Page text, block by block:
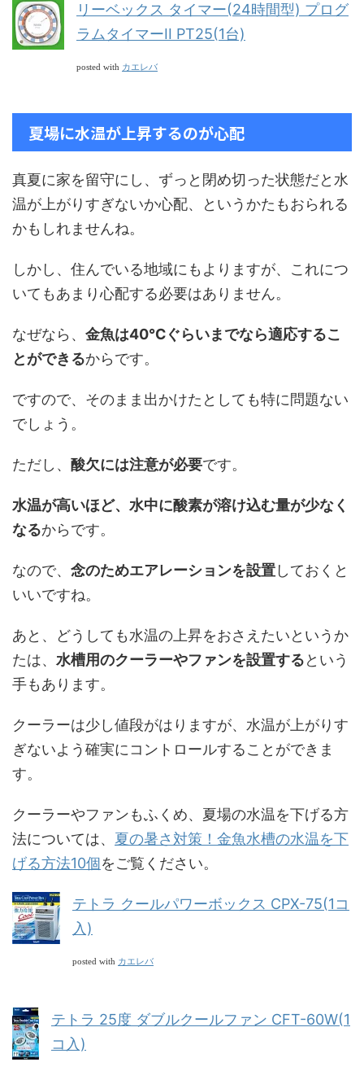
リーベックス タイマー(24時間型) プログ
ラムタイマーII PT25(1台)
posted with カエレバ
夏場に水温が上昇するのが心配
真夏に家を留守にし、ずっと閉め切った状態だと水
温が上がりすぎないか心配、というかたもおられる
かもしれませんね。
しかし、住んでいる地域にもよりますが、これにつ
いてもあまり心配する必要はありません。
なぜなら、 金魚は40℃ぐらいまでなら適応するこ
とができるからです。
ですので、そのまま出かけたとしても特に問題ない
でしょう。
ただし、 酸欠には注意が必要です。
水温が高いほど、水中に酸素が溶け込む量が少なく
なるからです。
なので、 念のためエアレーションを設置しておくと
いいですね。
あと、どうしても水温の上昇をおさえたいというか
たは、 水槽用のクーラーやファンを設置するという
手もあります。
クーラーは少し値段がはりますが、水温が上がりす
ぎないよう確実にコントロールすることができま
す。
クーラーやファンもふくめ、夏場の水温を下げる方
法については、 夏の暑さ対策！金魚水槽の水温を下
げる方法10個をご覧ください。
テトラ クールパワーボックス CPX-75(1コ
入)
posted with カエレバ
テトラ 25度 ダブルクールファン CFT-60W(1
コ入)